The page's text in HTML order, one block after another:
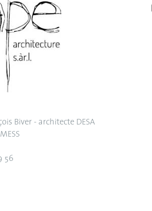
Biver - architecte DESA
56